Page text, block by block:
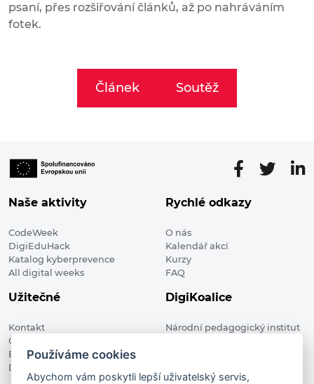
psaní, přes rozšiřování článků, až po nahráváním
fotek.
Článek Soutěž
Naše aktivity
CodeWeek
DigiEduHack
Katalog kyberprevence
All digital weeks
Rychlé odkazy
O nás
Kalendář akcí
Kurzy
FAQ
Užitečné
Kontakt
Členské organizace
Blog
Digitalizace ve vzdělávání
DigiKoalice
Národní pedagogický institut
Používáme cookies
Abychom vám poskytli lepší uživatelský servis,